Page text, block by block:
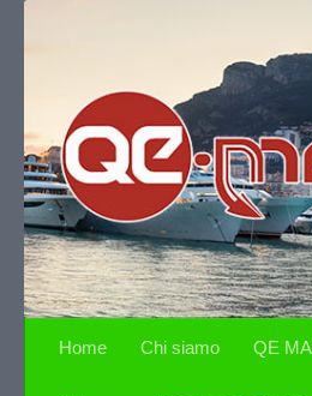
Home Chi siamo QE